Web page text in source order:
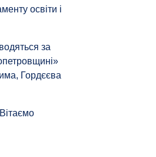
освіти і
за
Гордєєва